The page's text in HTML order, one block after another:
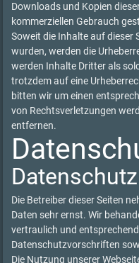
Downloads und Kopien
kommerziellen Gebrauch
Soweit die Inhalte auf dieser
wurden, werden die
werden Inhalte Dritter als
trotzdem auf eine
bitten wir um einen
von Rechtsverletzungen
entfernen.
Datenschutz
Die Betreiber dieser Seiten
Daten sehr ernst. Wir
vertraulich und
Datenschutzvorschriften
Die Nutzung unserer